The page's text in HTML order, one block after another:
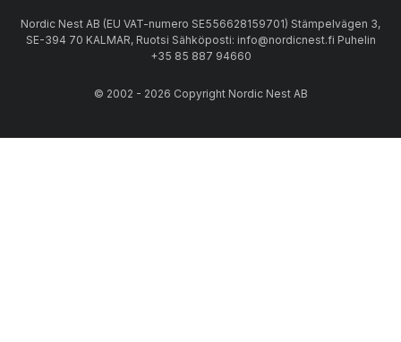
Nordic Nest AB (EU VAT-numero SE556628159701) Stämpelvägen 3,
SE-394 70 KALMAR, Ruotsi Sähköposti: info@nordicnest.fi Puhelin
+35 85 887 94660
© 2002 - 2026 Copyright Nordic Nest AB